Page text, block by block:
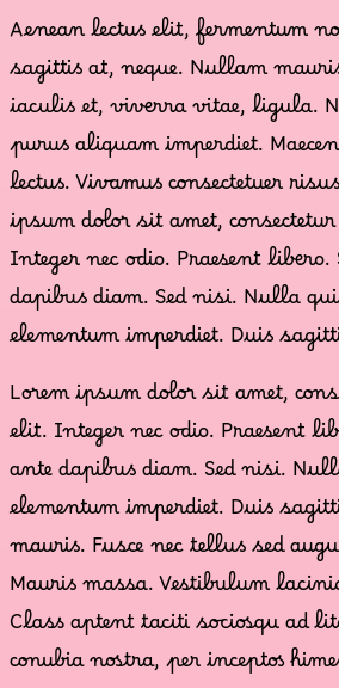
Aenean lectus elit, fermentum
sagittis at, neque. Nullam
iaculis et, viverra vitae, ligula.
purus aliquam imperdiet.
lectus. Vivamus consectetuer
ipsum dolor sit amet,
Integer nec odio. Praesent libero.
dapibus diam. Sed nisi. Nulla
elementum imperdiet. Duis
Lorem ipsum dolor sit amet,
elit. Integer nec odio. Praesent
ante dapibus diam. Sed nisi.
elementum imperdiet. Duis
mauris. Fusce nec tellus sed
Mauris massa. Vestibulum
Class aptent taciti sociosqu ad
conubia nostra, per inceptos